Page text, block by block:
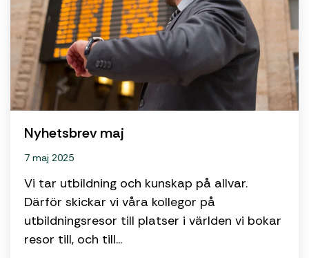
Nyhetsbrev maj
7 maj 2025
Vi tar utbildning och kunskap på allvar.
Därför skickar vi våra kollegor på
utbildningsresor till platser i världen vi bokar
resor till, och till...